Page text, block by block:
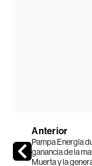
Anterior
Pampa Energía
ganancia de la
Muerta y la